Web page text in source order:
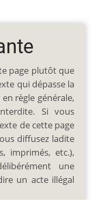
page plutôt que
qui dépasse la
règle générale,
Si vous
de cette page
diffusez ladite
imprimés, etc.),
une
un acte illégal